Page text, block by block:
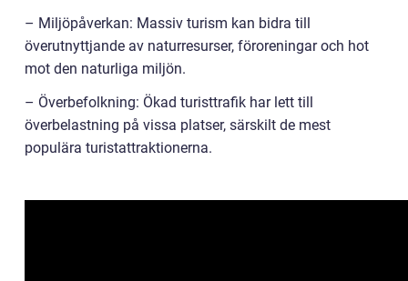
– Miljöpåverkan: Massiv turism kan bidra till
överutnyttjande av naturresurser, föroreningar och hot
mot den naturliga miljön.
– Överbefolkning: Ökad turisttrafik har lett till
överbelastning på vissa platser, särskilt de mest
populära turistattraktionerna.